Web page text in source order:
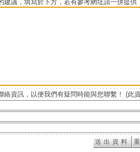
建議，填寫於下方，若有參考網址請一併提供
絡資訊，以便我們有疑問時能與您聯繫！ (此